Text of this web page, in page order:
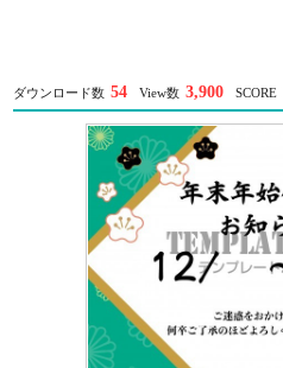
ダウンロード数 54 View数 3,900 SCORE